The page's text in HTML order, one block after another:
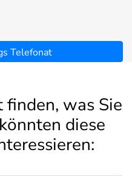
Telefonat
was Sie
diese